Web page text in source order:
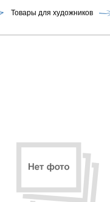
Товары для художников